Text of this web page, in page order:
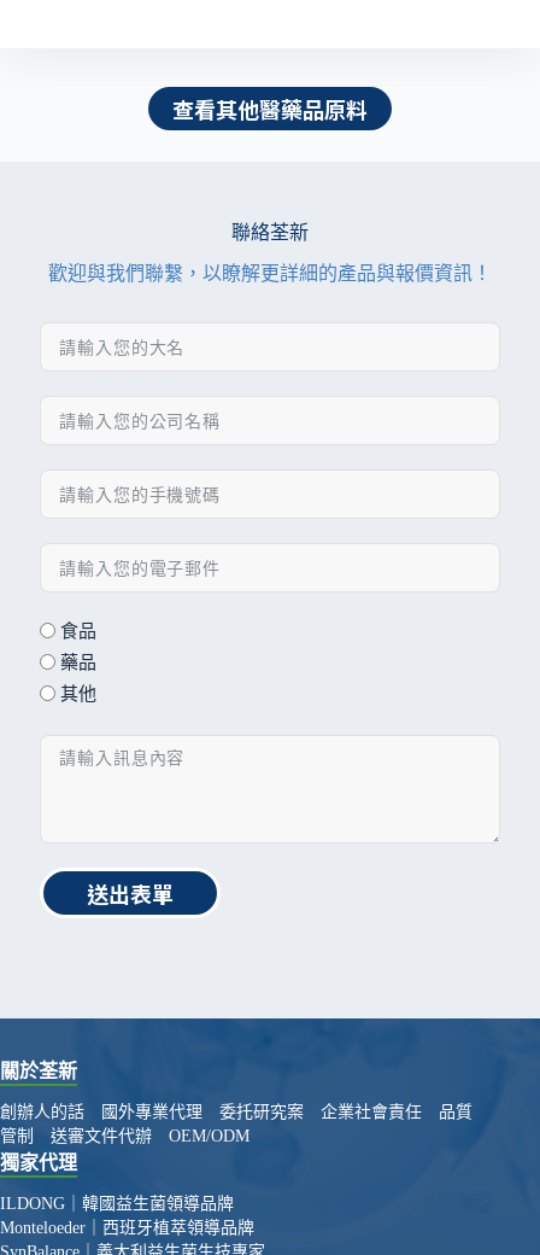
查看其他醫藥品原料
聯絡荃新
歡迎與我們聯繫，以瞭解更詳細的產品與報價資訊！
食品
藥品
其他
送出表單
關於荃新
創辦人的話 國外專業代理 委托研究案 企業社會責任
品質
管制
送審文件代辦 OEM/ODM
獨家代理
ILDONG｜韓國益生菌領導品牌
Monteloeder｜西班牙植萃領導品牌